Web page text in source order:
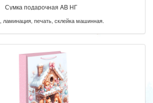
Сумка подарочная AB НГ
ламинация, печать, склейка машинная.